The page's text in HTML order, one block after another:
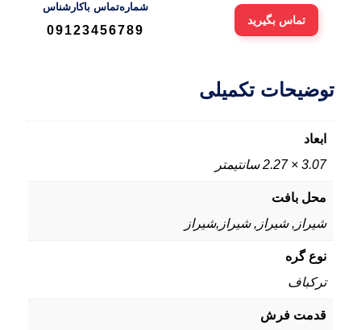
تماس بگیرید
شماره‌تماس‌ با‌کارشناس
09123456789
توضیحات تکمیلی
ابعاد
3.07 × 2.27 سانتیمتر
محل بافت
شیراز, شیراز, شیراز,شیراز
نوع گره
ترکباف
قدمت فرش